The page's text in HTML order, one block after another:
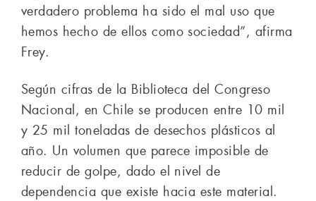
verdadero problema ha sido el mal uso que
hemos hecho de ellos como sociedad”, afirma
Frey.
Según cifras de la Biblioteca del Congreso
Nacional, en Chile se producen entre 10 mil
y 25 mil toneladas de desechos plásticos al
año. Un volumen que parece imposible de
reducir de golpe, dado el nivel de
dependencia que existe hacia este material.